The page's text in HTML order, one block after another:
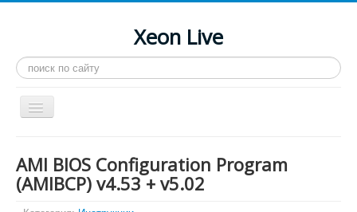
Xeon Live
Искать...
Toggle
Navigation
LGA 2011-3
AMI BIOS Configuration Program
(AMIBCP) v4.53 + v5.02